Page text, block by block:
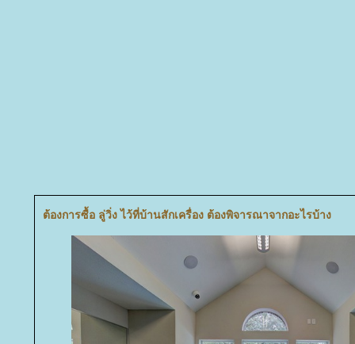
ต้องการซื้อ ลู่วิ่ง ไว้ที่บ้านสักเครื่อง ต้องพิจารณาจากอะไรบ้าง